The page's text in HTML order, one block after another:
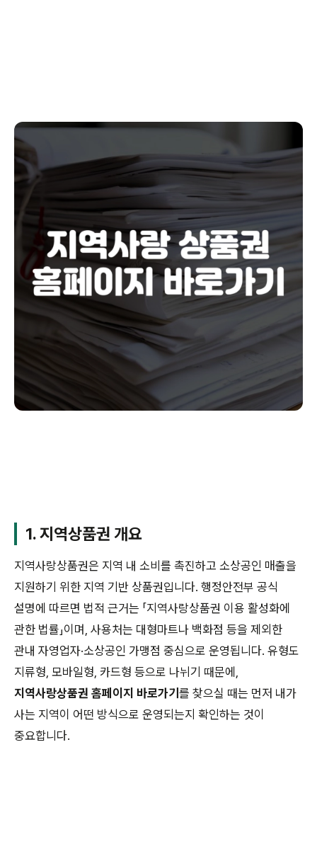
1. 지역상품권 개요
지역사랑상품권은 지역 내 소비를 촉진하고 소상공인 매출을
지원하기 위한 지역 기반 상품권입니다. 행정안전부 공식
설명에 따르면 법적 근거는 「지역사랑상품권 이용 활성화에
관한 법률」이며, 사용처는 대형마트나 백화점 등을 제외한
관내 자영업자·소상공인 가맹점 중심으로 운영됩니다. 유형도
지류형, 모바일형, 카드형 등으로 나뉘기 때문에,
지역사랑상품권 홈페이지 바로가기 를 찾으실 때는 먼저 내가
사는 지역이 어떤 방식으로 운영되는지 확인하는 것이
중요합니다.